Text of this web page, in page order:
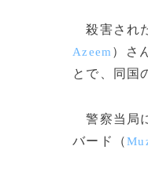
殺害され
Azeem ）さ
とで、同国
警察当局
バード（